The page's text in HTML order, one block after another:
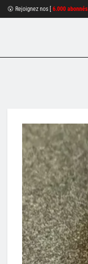
😮 Rejoignez nos [ 6.000 abonnés